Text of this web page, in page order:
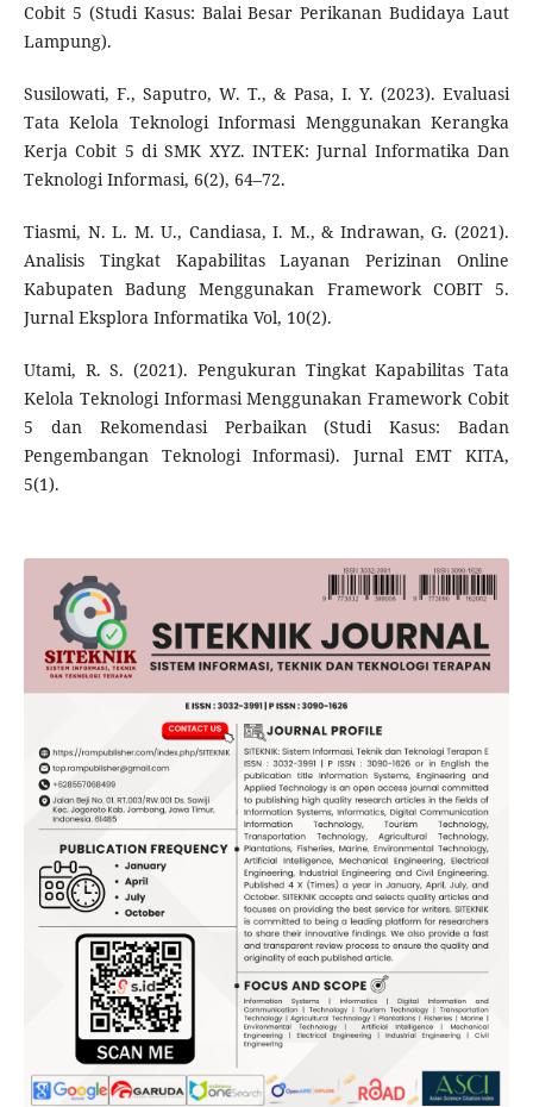
Cobit 5 (Studi Kasus: Balai Besar Perikanan Budidaya Laut
Lampung).
Susilowati, F., Saputro, W. T., & Pasa, I. Y. (2023). Evaluasi
Tata Kelola Teknologi Informasi Menggunakan Kerangka
Kerja Cobit 5 di SMK XYZ. INTEK: Jurnal Informatika Dan
Teknologi Informasi, 6(2), 64–72.
Tiasmi, N. L. M. U., Candiasa, I. M., & Indrawan, G. (2021).
Analisis Tingkat Kapabilitas Layanan Perizinan Online
Kabupaten Badung Menggunakan Framework COBIT 5.
Jurnal Eksplora Informatika Vol, 10(2).
Utami, R. S. (2021). Pengukuran Tingkat Kapabilitas Tata
Kelola Teknologi Informasi Menggunakan Framework Cobit
5 dan Rekomendasi Perbaikan (Studi Kasus: Badan
Pengembangan Teknologi Informasi). Jurnal EMT KITA,
5(1).